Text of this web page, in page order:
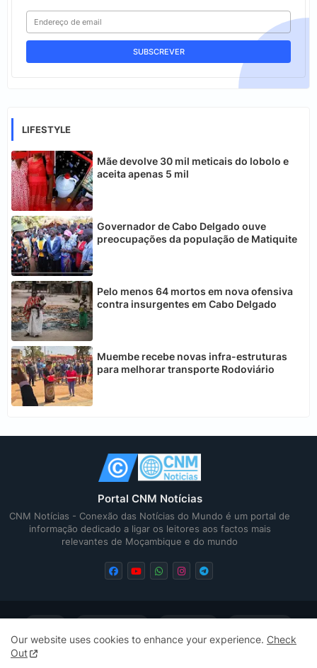
LIFESTYLE
Mãe devolve 30 mil meticais do lobolo e
aceita apenas 5 mil
Governador de Cabo Delgado ouve
preocupações da população de Matiquite
Pelo menos 64 mortos em nova ofensiva
contra insurgentes em Cabo Delgado
Muembe recebe novas infra-estruturas
para melhorar transporte Rodoviário
Portal CNM Notícias
CNM Notícias - Conexão das Notícias do Mundo é um portal de
informação dedicado a ligar os leitores aos factos mais
relevantes de Moçambique e do mundo
Our website uses cookies to enhance your experience. Check
Out